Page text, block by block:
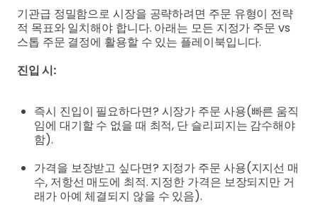
기관급 정밀함으로 시장을 공략하려면 주문 유형이 전략
적 목표와 일치해야 합니다. 아래는 모든 지정가 주문 vs
스톱 주문 결정에 활용할 수 있는 플레이북입니다.
진입 시:
즉시 진입이 필요하다면? 시장가 주문 사용(빠른 움직
임에 대기할 수 없을 때 최적, 단 슬리피지는 감수해야
함).
가격을 보장받고 싶다면? 지정가 주문 사용(지지선 매
수, 저항선 매도에 최적. 지정한 가격은 보장되지만 거
래가 아예 체결되지 않을 수 있음).